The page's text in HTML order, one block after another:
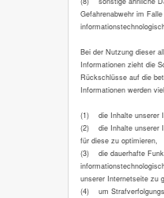
Gefahrenabwehr im
Bei der Nutzung dieser
Informationen zieht die
Rückschlüsse auf die
Informationen werden
(1) die Inhalte unserer
(2) die Inhalte unserer
für diese zu optimieren,
(3) die dauerhafte
unserer Internetseite zu
(4) um